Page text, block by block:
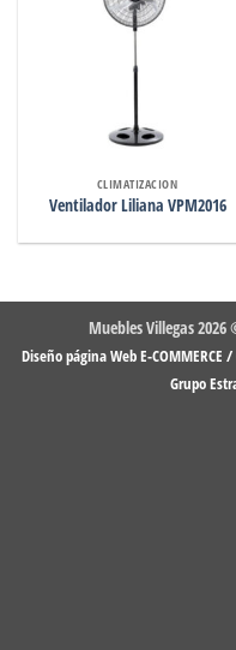
CLIMATIZACION
Ventilador Liliana VPM2016
Muebles Villegas
Diseño página Web E-COMMERCE /
Grupo